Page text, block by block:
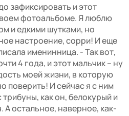
зафиксировать и этот
фотоальбоме. Я люблю
и едкими шутками, но
настроение, сорри! И еще
именинница. - Так вот,
4 года, и этот мальчик – ну
моей жизни, в которую
поверить! И сейчас я с ним
как он, белокурый и
А остальное, наверное, как-